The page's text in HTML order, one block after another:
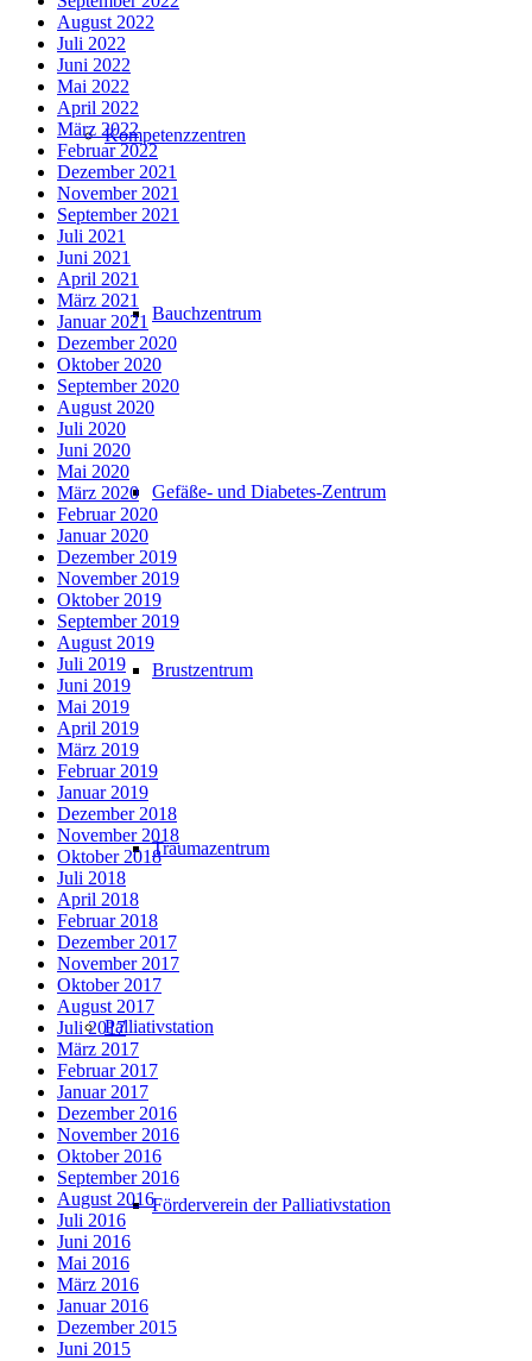
Kompetenzzentren
Bauchzentrum
Gefäße- und Diabetes-Zentrum
Brustzentrum
Traumazentrum
Palliativstation
Förderverein der Palliativstation
August 2022
Juli 2022
Juni 2022
Mai 2022
April 2022
März 2022
Februar 2022
Dezember 2021
November 2021
September 2021
Juli 2021
Juni 2021
April 2021
März 2021
Januar 2021
Dezember 2020
Oktober 2020
September 2020
August 2020
Juli 2020
Juni 2020
Mai 2020
März 2020
Februar 2020
Januar 2020
Dezember 2019
November 2019
Oktober 2019
September 2019
August 2019
Juli 2019
Juni 2019
Mai 2019
April 2019
März 2019
Februar 2019
Januar 2019
Dezember 2018
November 2018
Oktober 2018
Juli 2018
April 2018
Februar 2018
Dezember 2017
November 2017
Oktober 2017
August 2017
Juli 2017
März 2017
Februar 2017
Januar 2017
Dezember 2016
November 2016
Oktober 2016
September 2016
August 2016
Juli 2016
Juni 2016
Mai 2016
März 2016
Januar 2016
Dezember 2015
Juni 2015